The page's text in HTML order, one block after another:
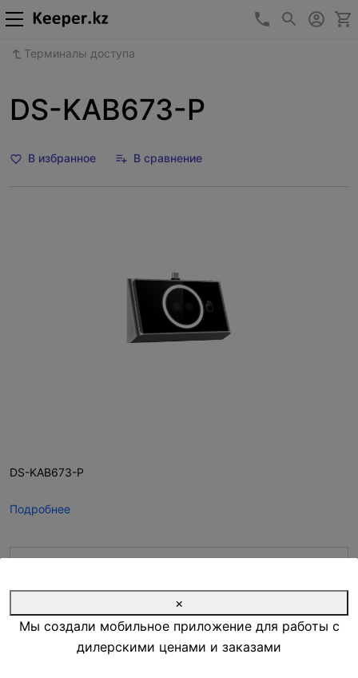
+7 (727) 346-
Терминалы доступа
DS-KAB673-P
В избранное В сравнение
DS-KAB673-P
Подробнее
Запросить цену
Наличие на складе: мало
×
Мы создали мобильное приложение для работы с
дилерскими ценами и заказами